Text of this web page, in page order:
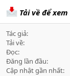
Tải về để
Tác giả
Tải về
Đọc
Đăng lần đầu
Cập nhật gần nhất